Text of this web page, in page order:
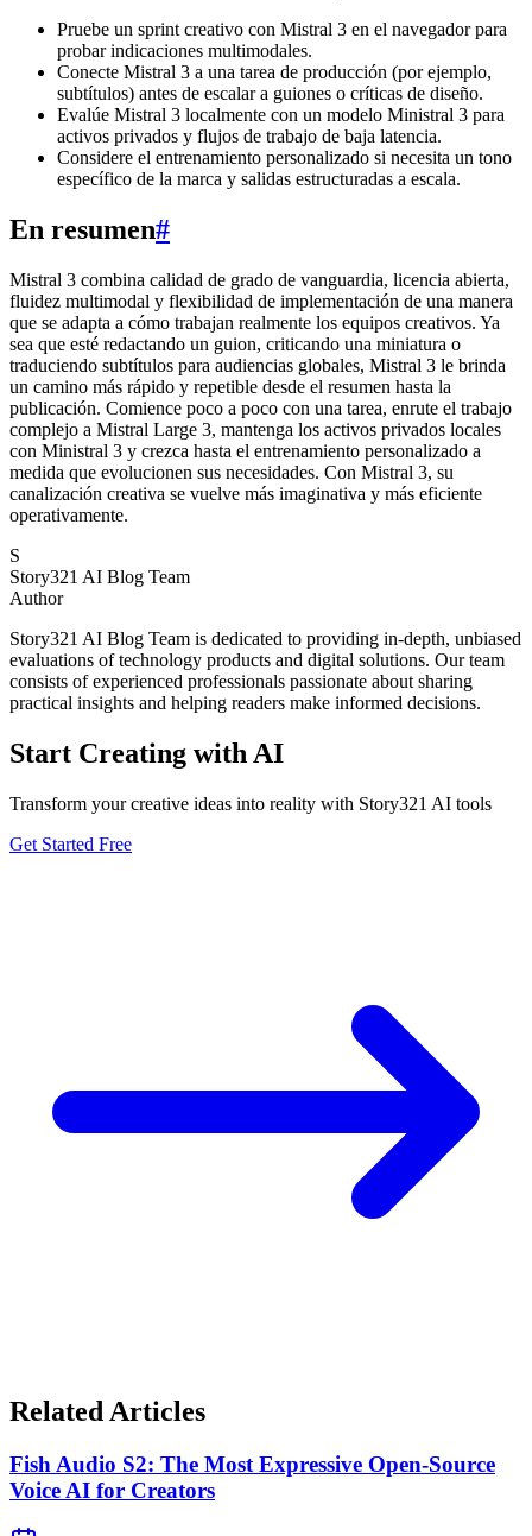
Pruebe un sprint creativo con Mistral 3 en el navegador para
probar indicaciones multimodales.
Conecte Mistral 3 a una tarea de producción (por ejemplo,
subtítulos) antes de escalar a guiones o críticas de diseño.
Evalúe Mistral 3 localmente con un modelo Ministral 3 para
activos privados y flujos de trabajo de baja latencia.
Considere el entrenamiento personalizado si necesita un tono
específico de la marca y salidas estructuradas a escala.
En resumen#
Mistral 3 combina calidad de grado de vanguardia, licencia abierta,
fluidez multimodal y flexibilidad de implementación de una manera
que se adapta a cómo trabajan realmente los equipos creativos. Ya
sea que esté redactando un guion, criticando una miniatura o
traduciendo subtítulos para audiencias globales, Mistral 3 le brinda
un camino más rápido y repetible desde el resumen hasta la
publicación. Comience poco a poco con una tarea, enrute el trabajo
complejo a Mistral Large 3, mantenga los activos privados locales
con Ministral 3 y crezca hasta el entrenamiento personalizado a
medida que evolucionen sus necesidades. Con Mistral 3, su
canalización creativa se vuelve más imaginativa y más eficiente
operativamente.
S
Story321 AI Blog Team
Author
Story321 AI Blog Team is dedicated to providing in-depth, unbiased
evaluations of technology products and digital solutions. Our team
consists of experienced professionals passionate about sharing
practical insights and helping readers make informed decisions.
Start Creating with AI
Transform your creative ideas into reality with Story321 AI tools
Get Started Free
Related Articles
Fish Audio S2: The Most Expressive Open-Source
Voice AI for Creators